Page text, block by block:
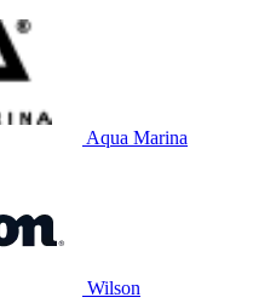
Aqua Marina
Wilson